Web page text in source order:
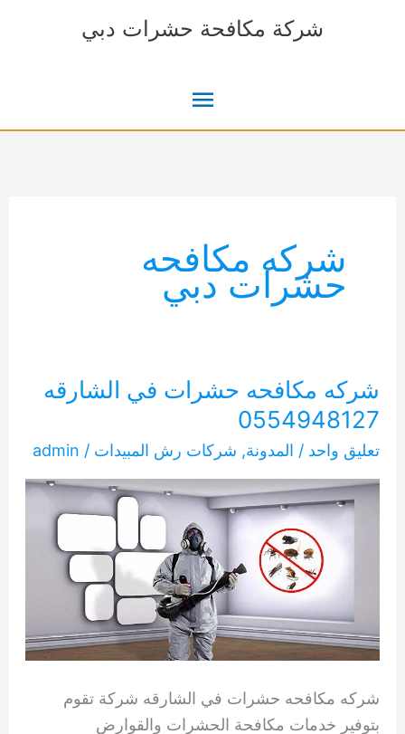
شركة مكافحة حشرات دبي
القائمة
شركه مكافحه
حشرات دبي
شركه مكافحه حشرات في الشارقه
0554948127
تعليق واحد / المدونة, شركات رش المبيدات /
admin
شركه مكافحه حشرات في الشارقه شركة تقوم
بتوفير خدمات مكافحة الحشرات والقوارض